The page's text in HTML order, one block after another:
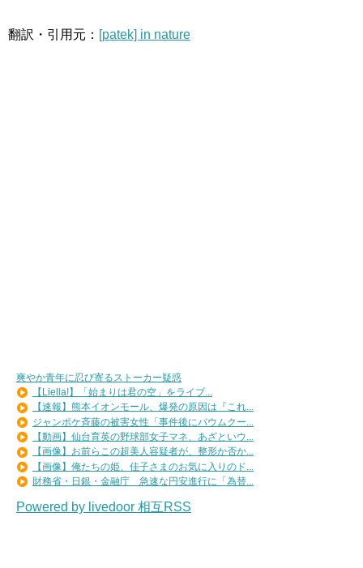
翻訳・引用元： [patek] in nature
爽やか青年に忍び寄るストーカー疑惑
【Liella!】「始まりは君の空」をライブ...
【速報】熊本イオンモール、爆発の原因は『これ...
ジャンポケ斉藤の被害女性「事件後にバウムクー...
【動画】仙台育英の野球部女子マネ、あざといウ...
【画像】お前らこの超美人容疑者が、整形か否か...
【画像】俺たちの姫、佳子さまのお気に入りのド...
財務省・日銀・金融庁 急速な円安進行に「為替...
Powered by livedoor 相互RSS